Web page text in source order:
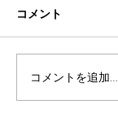
コメント
コメントを追加…